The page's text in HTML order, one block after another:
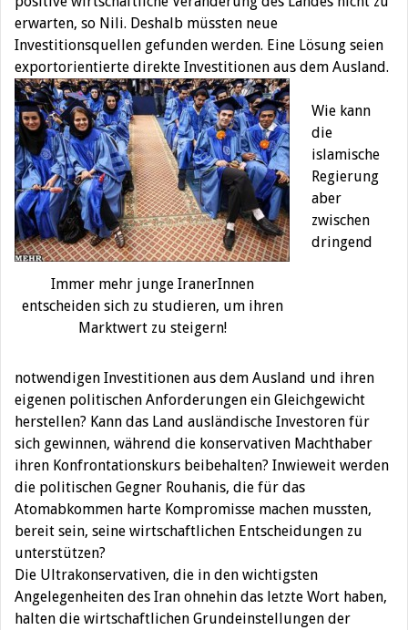
erwarten, so Nili. Deshalb müssten neue
Investitionsquellen gefunden werden. Eine Lösung seien
exportorientierte direkte Investitionen aus dem Ausland.
Immer mehr junge IranerInnen
entscheiden sich zu studieren, um ihren
Marktwert zu steigern!
Wie kann
die
islamische
Regierung
aber
zwischen
dringend
notwendigen Investitionen aus dem Ausland und ihren
eigenen politischen Anforderungen ein Gleichgewicht
herstellen? Kann das Land ausländische Investoren für
sich gewinnen, während die konservativen Machthaber
ihren Konfrontationskurs beibehalten? Inwieweit werden
die politischen Gegner Rouhanis, die für das
Atomabkommen harte Kompromisse machen mussten,
bereit sein, seine wirtschaftlichen Entscheidungen zu
unterstützen?
Die Ultrakonservativen, die in den wichtigsten
Angelegenheiten des Iran ohnehin das letzte Wort haben,
halten die wirtschaftlichen Grundeinstellungen der